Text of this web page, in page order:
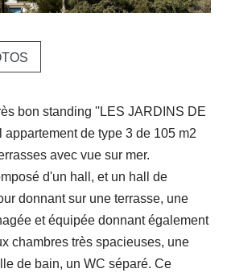
bon standing ''LES JARDINS DE
de type 3 de 105 m2
avec vue sur mer.
d'un hall, et un hall de
donnant sur une terrasse, une
et équipée donnant également
chambres très spacieuses, une
de bain, un WC séparé. Ce